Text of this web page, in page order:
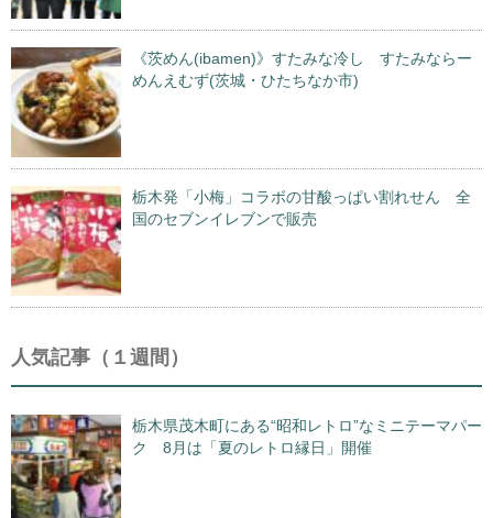
《茨めん(ibamen)》すたみな冷し すたみならー
めんえむず(茨城・ひたちなか市)
栃木発「小梅」コラボの甘酸っぱい割れせん 全
国のセブンイレブンで販売
人気記事（１週間）
栃木県茂木町にある“昭和レトロ”なミニテーマパー
ク 8月は「夏のレトロ縁日」開催